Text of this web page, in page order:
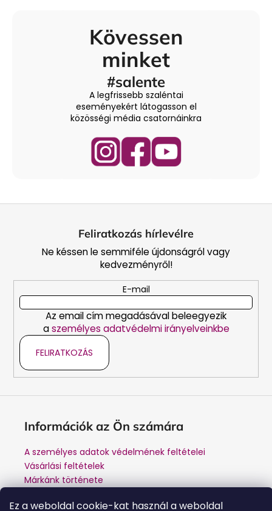
Ez a weboldal cookie-kat használ a weboldal
Kövessen
minket
#salente
A legfrissebb szaléntai
eseményekért látogasson el
közösségi média csatornáinkra
Feliratkozás hírlevélre
Ne késsen le semmiféle újdonságról vagy
kedvezményről!
E-mail
Az email cím megadásával beleegyezik
aszemélyes adatvédelmi irányelveinkbe
FELIRATKOZÁS
Információk az Ön számára
A személyes adatok védelmének feltételei
Vásárlási feltételek
Márkánk története
Kapcsolat